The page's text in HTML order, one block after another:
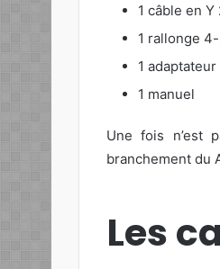
1 câble en
1 rallonge
1 adaptateur
1 manuel
Une fois n’est
branchement du
Les